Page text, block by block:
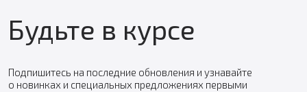
Будьте в курсе
Подпишитесь на последние обновления и узнавайте
о новинках и специальных предложениях первыми